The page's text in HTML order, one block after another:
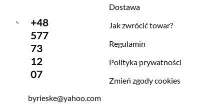
+48
577
73
12
07
byrieske@yahoo.com
Dostawa
Jak zwrócić towar?
Regulamin
Polityka prywatności
Zmień zgody cookies